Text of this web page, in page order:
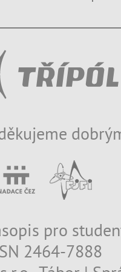
pro
2464-7888